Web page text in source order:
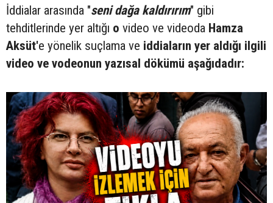
İddialar arasında "seni dağa kaldırırım" gibi
tehditlerinde yer altığı o video ve videoda Hamza
Aksüt'e yönelik suçlama ve iddiaların yer aldığı ilgili
video ve vodeonun yazısal dökümü aşağıdadır: